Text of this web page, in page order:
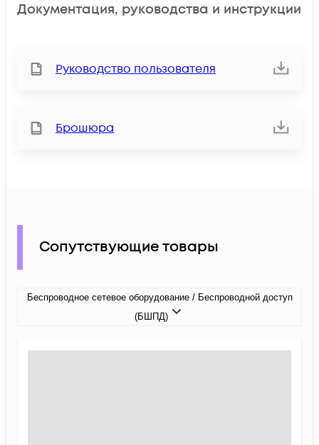
Документация, руководства и инструкции
Руководство пользователя
Брошюра
Сопутствующие товары
Беспроводное сетевое оборудование / Беспроводной доступ
(БШПД)